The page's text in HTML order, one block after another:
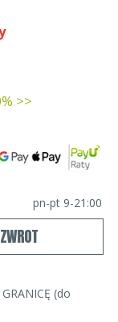
>>
pn-pt 9-21:00
(do